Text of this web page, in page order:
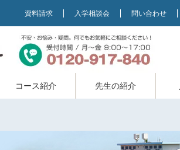
資料請求 入学相談会 問い合わせ
コース紹介 先生の紹介